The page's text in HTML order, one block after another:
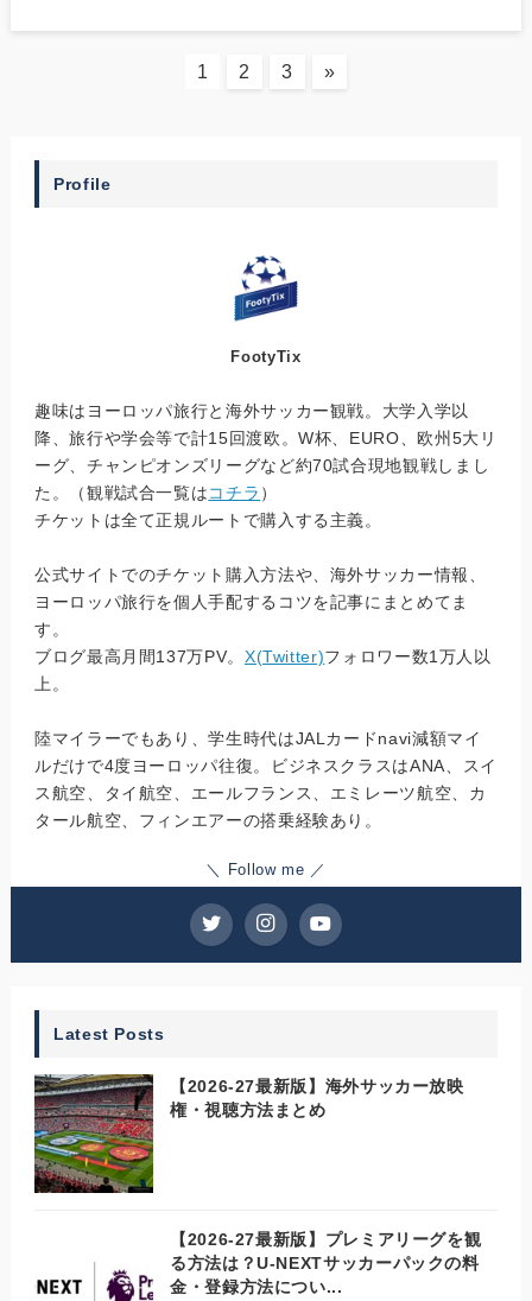
1 2 3 »
Profile
FootyTix
趣味はヨーロッパ旅行と海外サッカー観戦。大学入学以
降、旅行や学会等で計15回渡欧。W杯、EURO、欧州5大リ
ーグ、チャンピオンズリーグなど約70試合現地観戦しまし
た。（観戦試合一覧はコチラ ）
チケットは全て正規ルートで購入する主義。
公式サイトでのチケット購入方法や、海外サッカー情報、
ヨーロッパ旅行を個人手配するコツを記事にまとめてま
す。
ブログ最高月間137万PV。 X(Twitter)フォロワー数1万人以
上。
陸マイラーでもあり、学生時代はJALカードnavi減額マイ
ルだけで4度ヨーロッパ往復。ビジネスクラスはANA、スイ
ス航空、タイ航空、エールフランス、エミレーツ航空、カ
タール航空、フィンエアーの搭乗経験あり。
＼ Follow me ／
Latest Posts
【2026-27最新版】海外サッカー放映
権・視聴方法まとめ
【2026-27最新版】プレミアリーグを観
る方法は？U-NEXTサッカーパックの料
金・登録方法につい...